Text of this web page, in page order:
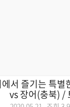
서 즐기는 특별
vs 장어(충북) /